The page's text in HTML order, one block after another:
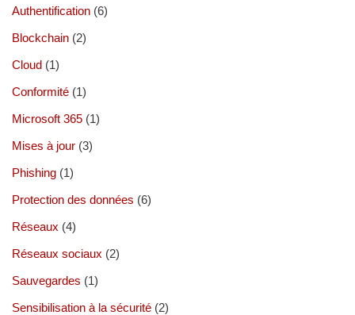
Authentification (6)
Blockchain (2)
Cloud (1)
Conformité (1)
Microsoft 365 (1)
Mises à jour (3)
Phishing (1)
Protection des données (6)
Réseaux (4)
Réseaux sociaux (2)
Sauvegardes (1)
Sensibilisation à la sécurité (2)